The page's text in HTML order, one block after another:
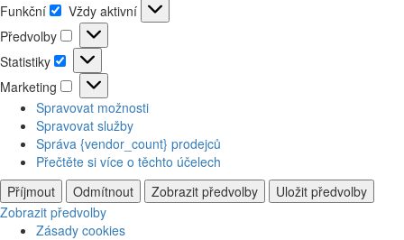
Funkční
Funkční
Vždy aktivní
Předvolby
Předvolby
Statistiky
Statistiky
Marketing
Marketing
Spravovat možnosti
Spravovat služby
Správa {vendor_count} prodejců
Přečtěte si více o těchto účelech
Příjmout
Odmítnout Zobrazit předvolby
Uložit předvolby
Zobrazit předvolby
Zásady cookies